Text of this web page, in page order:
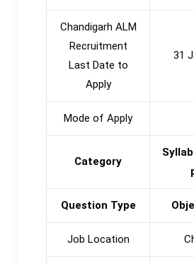
Chandigarh ALM
Recruitment
Last Date to
Apply
31
Mode of Apply
Category
Question Type
Job Location